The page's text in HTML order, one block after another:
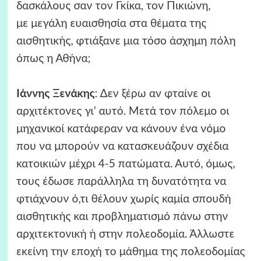
δασκάλους σαν τον Γκίκα, τον Πικιώνη,
με μεγάλη ευαισθησία στα θέματα της
αισθητικής, φτιάξανε μια τόσο άσχημη πόλη
όπως η Αθήνα;
Ιάννης Ξενάκης: Δεν ξέρω αν φταίνε οι
αρχιτέκτονες γι’ αυτό. Μετά τον πόλεμο οι
μηχανικοί κατάφεραν να κάνουν ένα νόμο
που να μπορούν να κατασκευάζουν σχέδια
κατοικιών μέχρι 4-5 πατώματα. Αυτό, όμως,
τους έδωσε παράλληλα τη δυνατότητα να
φτιάχνουν ό,τι θέλουν χωρίς καμία σπουδή
αισθητικής και προβληματισμό πάνω στην
αρχιτεκτονική ή στην πολεοδομία. Άλλωστε
εκείνη την εποχή το μάθημα της πολεοδομίας